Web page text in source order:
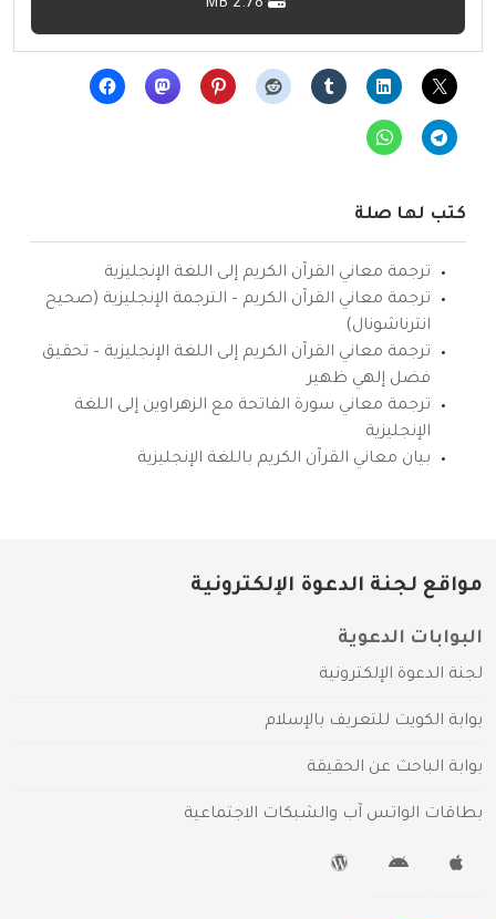
كتب لها صلة
ترجمة معاني القرآن الكريم إلى اللغة الإنجليزية
ترجمة معاني القرآن الكريم – الترجمة الإنجليزية (صحيح
انترناشونال)
ترجمة معاني القرآن الكريم إلى اللغة الإنجليزية – تحقيق
فضل إلهي ظهير
ترجمة معاني سورة الفاتحة مع الزهراوين إلى اللغة
الإنجليزية
بيان معاني القرآن الكريم باللغة الإنجليزية
مواقع لجنة الدعوة الإلكترونية
البوابات الدعوية
لجنة الدعوة الإلكترونية
بوابة الكويت للتعريف بالإسلام
بوابة الباحث عن الحقيقة
بطاقات الواتس آب والشبكات الاجتماعية